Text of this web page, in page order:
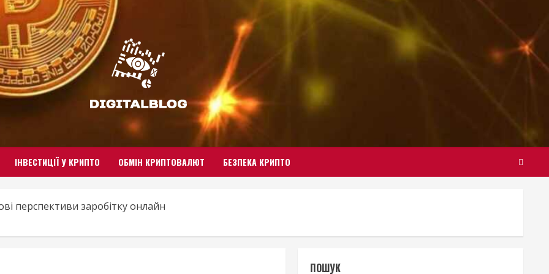
ІНВЕСТИЦІЇ У КРИПТО ОБМІН КРИПТОВАЛЮТ БЕЗПЕКА КРИПТО
перспективи заробітку онлайн
ПОШУК